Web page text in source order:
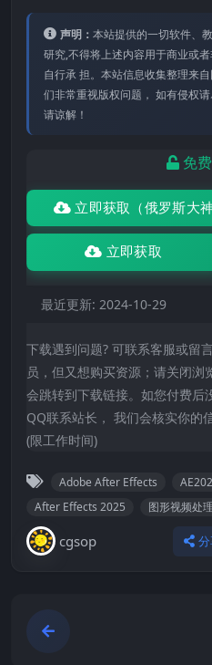
声明： 本站提供的⼀切软件、
研究,不得将上述内容⽤于商业或
⾃⾏承 担。本站信息收集整理来
们⾮常重视版权问题， 如有侵权
请谅解！
免
立即获取（俄罗斯大神
立即获取
最近更新: 2024-10-29
下载遇到问题? 可联系客服或留
员，但又想购买资源；请关闭浏
会跳转到下载链接。如您付费后
QQ联系站长， 我们会核实你的
(限工作时间)
Adobe After Effects
After Effects 2025
图形视频处理
cgsop